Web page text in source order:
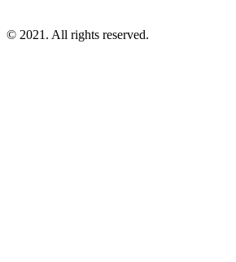
© 2021. All rights reserved.